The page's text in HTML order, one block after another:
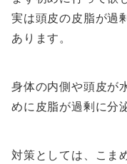
実は頭皮の皮脂が過
あります。
身体の内側や頭皮が
めに皮脂が過剰に分
対策としては、こま